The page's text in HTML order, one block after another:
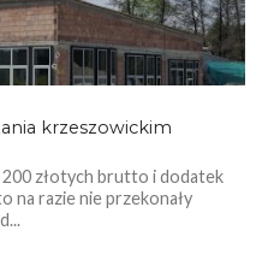
krzeszowickim
złotych brutto i dodatek
na razie nie przekonały